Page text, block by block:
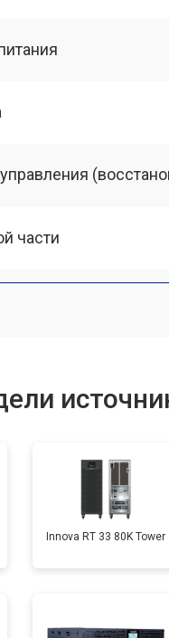
части
Innova RT 33 80K Tower